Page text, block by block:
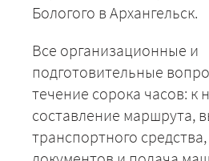
Бологого в Архангельск.
Все организационные и
подготовительные
течение сорока часов: к
составление маршрута,
транспортного